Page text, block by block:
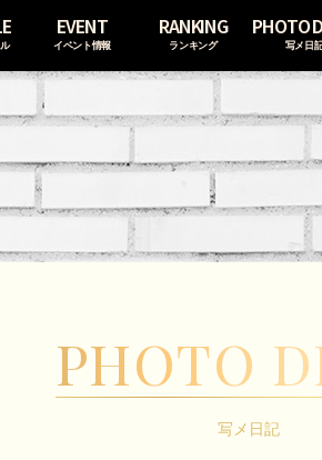
EVENT
イベント情報
RANKING
ランキング
PHOTO
写メ日
PHOTO
写メ日記